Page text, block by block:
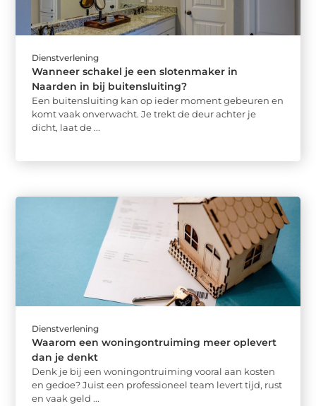
Dienstverlening
Wanneer schakel je een slotenmaker in
Naarden in bij buitensluiting?
Een buitensluiting kan op ieder moment gebeuren en
komt vaak onverwacht. Je trekt de deur achter je
dicht, laat de ...
Dienstverlening
Waarom een woningontruiming meer oplevert
dan je denkt
Denk je bij een woningontruiming vooral aan kosten
en gedoe? Juist een professioneel team levert tijd, rust
en vaak geld ...